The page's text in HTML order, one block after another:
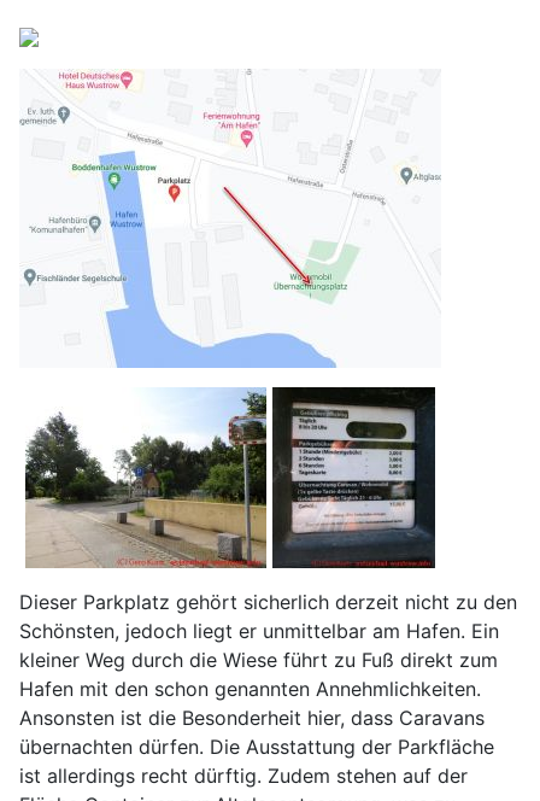
Dieser Parkplatz gehört sicherlich derzeit nicht zu den
Schönsten, jedoch liegt er unmittelbar am Hafen. Ein
kleiner Weg durch die Wiese führt zu Fuß direkt zum
Hafen mit den schon genannten Annehmlichkeiten.
Ansonsten ist die Besonderheit hier, dass Caravans
übernachten dürfen. Die Ausstattung der Parkfläche
ist allerdings recht dürftig. Zudem stehen auf der